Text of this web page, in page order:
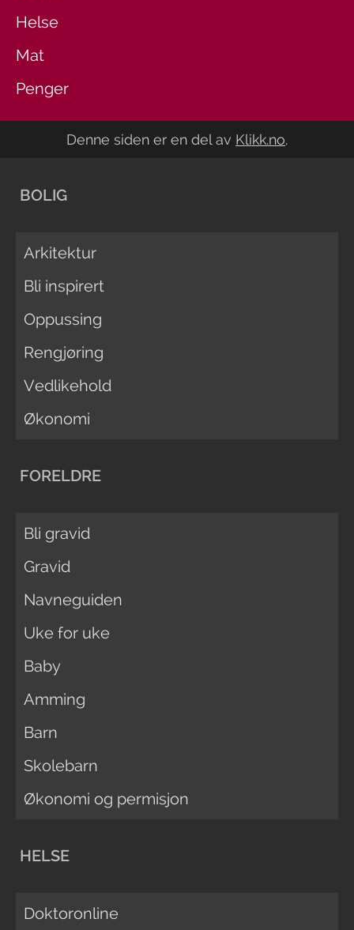
Helse
Mat
Penger
Denne siden er en del av Klikk.no.
BOLIG
Arkitektur
Bli inspirert
Oppussing
Rengjøring
Vedlikehold
Økonomi
FORELDRE
Bli gravid
Gravid
Navneguiden
Uke for uke
Baby
Amming
Barn
Skolebarn
Økonomi og permisjon
HELSE
Doktoronline